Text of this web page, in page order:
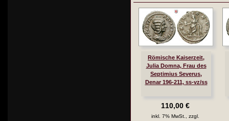
Römische Kaiserzeit,
Julia Domna, Frau des
Septimius Severus,
Denar 196-211, ss-vz/ss
110,00 €
inkl. 7% MwSt., zzgl.